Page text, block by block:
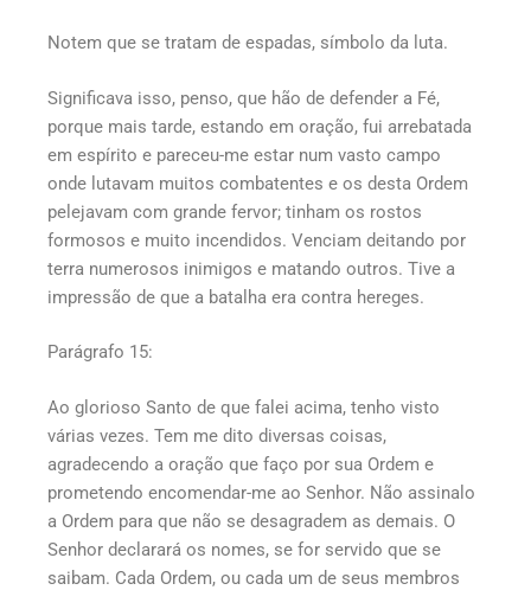
Notem que se tratam de espadas, símbolo da luta.
Significava isso, penso, que hão de defender a Fé,
porque mais tarde, estando em oração, fui arrebatada
em espírito e pareceu-me estar num vasto campo
onde lutavam muitos combatentes e os desta Ordem
pelejavam com grande fervor; tinham os rostos
formosos e muito incendidos. Venciam deitando por
terra numerosos inimigos e matando outros. Tive a
impressão de que a batalha era contra hereges.
Parágrafo 15:
Ao glorioso Santo de que falei acima, tenho visto
várias vezes. Tem me dito diversas coisas,
agradecendo a oração que faço por sua Ordem e
prometendo encomendar-me ao Senhor. Não assinalo
a Ordem para que não se desagradem as demais. O
Senhor declarará os nomes, se for servido que se
saibam. Cada Ordem, ou cada um de seus membros